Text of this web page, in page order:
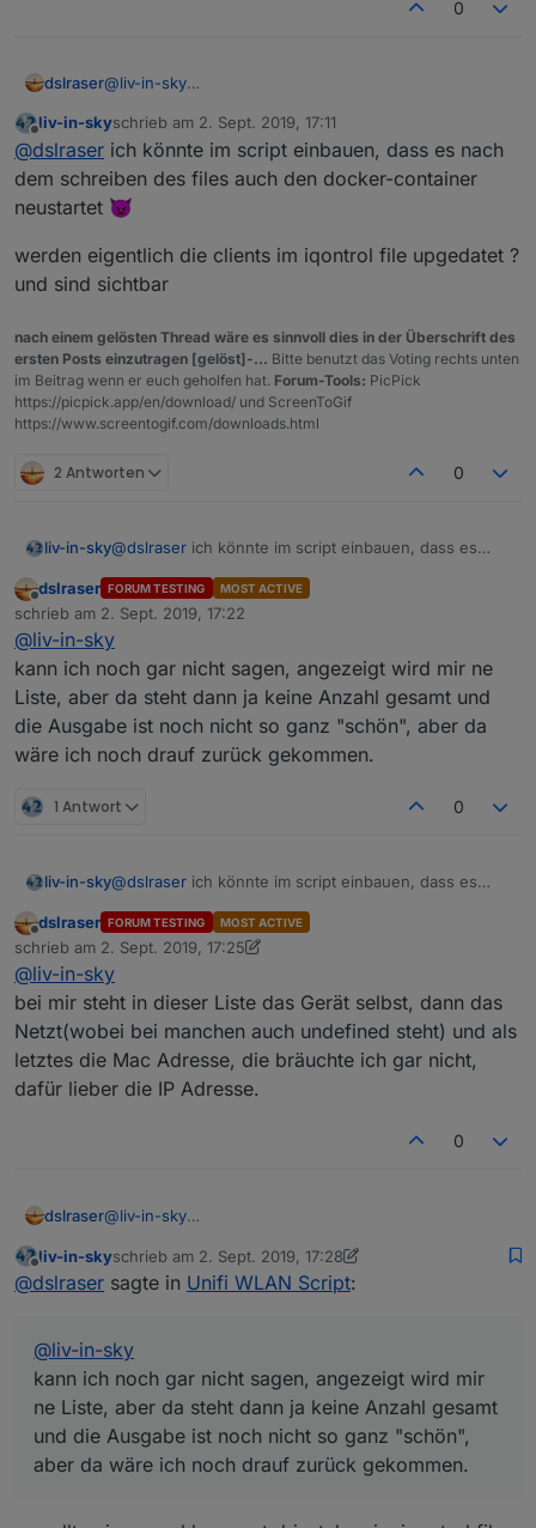
0
dslraser@liv-in-sky
dann wird mir die aktuelle Liste angezeigt. (das ist
aber keine Lösung)
Offline
liv-in-skyschrieb am 2. Sept. 2019, 17:11
zuletzt editiert von
@dslraser ich könnte im script einbauen, dass es nach
dem schreiben des files auch den docker-container
neustartet 👿
werden eigentlich die clients im iqontrol file upgedatet ?
und sind sichtbar
nach einem gelösten Thread wäre es sinnvoll dies in der Überschrift des
ersten Posts einzutragen [gelöst]-... Bitte benutzt das Voting rechts unten
im Beitrag wenn er euch geholfen hat. Forum-Tools: PicPick
https://picpick.app/en/download/ und ScreenToGif
https://www.screentogif.com/downloads.html
2 Antworten 0
liv-in-sky@dslraser ich könnte im script einbauen, dass es
container neustartet 👿
werden eigentlich die clients im iqontrol file
upgedatet ? und sind sichtbar
Offline
dslraser FORUM TESTING MOST ACTIVE
schrieb am 2. Sept. 2019, 17:22
zuletzt editiert von
@liv-in-sky
kann ich noch gar nicht sagen, angezeigt wird mir ne
Liste, aber da steht dann ja keine Anzahl gesamt und
die Ausgabe ist noch nicht so ganz "schön", aber da
wäre ich noch drauf zurück gekommen.
1 Antwort 0
liv-in-sky@dslraser ich könnte im script einbauen, dass es
container neustartet 👿
werden eigentlich die clients im iqontrol file
upgedatet ? und sind sichtbar
Offline
dslraser FORUM TESTING MOST ACTIVE
schrieb am 2. Sept. 2019, 17:25
zuletzt editiert von dslraser 9. Feb. 2019, 19:26
@liv-in-sky
bei mir steht in dieser Liste das Gerät selbst, dann das
Netzt(wobei bei manchen auch undefined steht) und als
letztes die Mac Adresse, die bräuchte ich gar nicht,
dafür lieber die IP Adresse.
0
dslraser@liv-in-sky
Liste, aber da steht dann ja keine Anzahl gesamt und
die Ausgabe ist noch nicht so ganz "schön", aber da
Offline
liv-in-skyschrieb am 2. Sept. 2019, 17:28
zuletzt editiert von liv-in-sky9. Feb. 2019, 19:29
@dslraser sagte in Unifi WLAN Script:
@liv-in-sky
kann ich noch gar nicht sagen, angezeigt wird mir
ne Liste, aber da steht dann ja keine Anzahl gesamt
und die Ausgabe ist noch nicht so ganz "schön",
aber da wäre ich noch drauf zurück gekommen.